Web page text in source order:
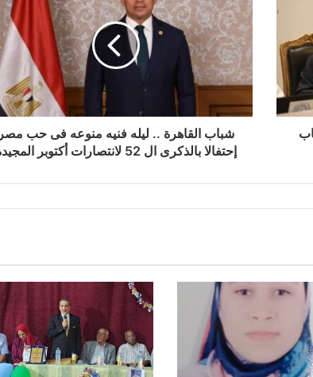
شباب القاهرة .. ليله فنيه منوعه فى حب مصر
إحتفالا بالذكرى ال 52 لانتصارات أكتوبر المجيدة